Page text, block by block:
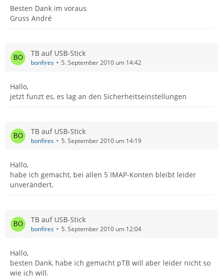
Besten Dank im voraus
Gruss André
TB auf USB-Stick
bonfires 5. September 2010 um 14:42
Hallo,
jetzt funzt es, es lag an den Sicherheitseinstellungen
TB auf USB-Stick
bonfires 5. September 2010 um 14:19
Hallo,
habe ich gemacht, bei allen 5 IMAP-Konten bleibt leider
unverändert.
TB auf USB-Stick
bonfires 5. September 2010 um 12:04
Hallo,
besten Dank, habe ich gemacht pTB will aber leider nicht so
wie ich will.